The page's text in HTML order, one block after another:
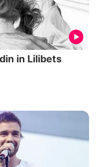
in Lilibets